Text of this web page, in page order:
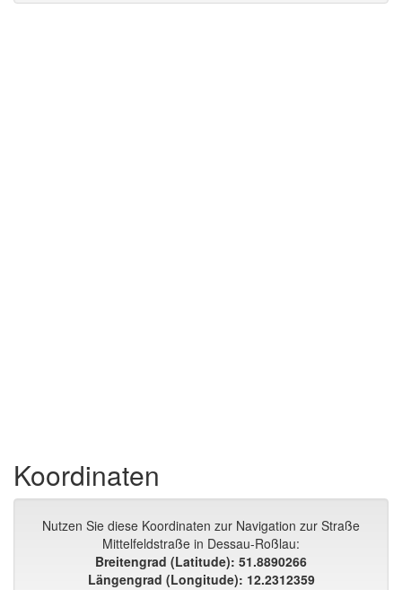
Koordinaten
Nutzen Sie diese Koordinaten zur Navigation zur Straße
Mittelfeldstraße in Dessau-Roßlau:
Breitengrad (Latitude): 51.8890266
Längengrad (Longitude): 12.2312359